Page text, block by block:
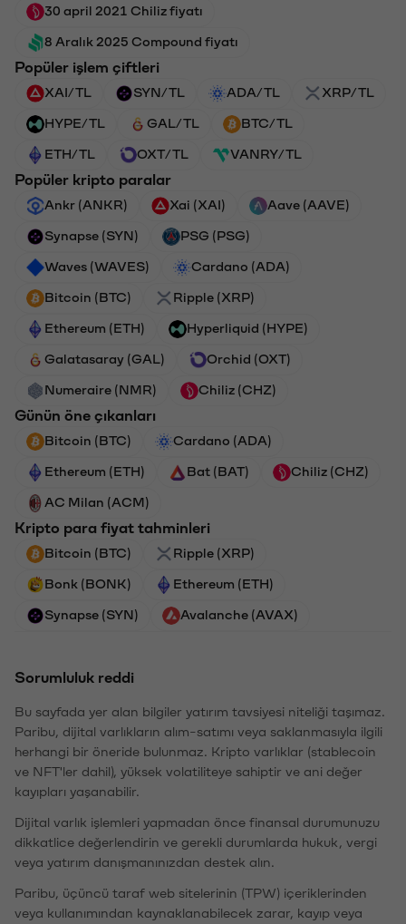
30 april 2021 Chiliz fiyatı
8 Aralık 2025 Compound fiyatı
Popüler işlem çiftleri
XAI/TL SYN/TL ADA/TL XRP/TL
HYPE/TL GAL/TL BTC/TL
ETH/TL OXT/TL VANRY/TL
Popüler kripto paralar
Ankr (ANKR) Xai (XAI) Aave (AAVE)
Synapse (SYN) PSG (PSG)
Waves (WAVES) Cardano (ADA)
Bitcoin (BTC) Ripple (XRP)
Ethereum (ETH) Hyperliquid (HYPE)
Galatasaray (GAL) Orchid (OXT)
Numeraire (NMR) Chiliz (CHZ)
Günün öne çıkanları
Bitcoin (BTC) Cardano (ADA)
Ethereum (ETH) Bat (BAT) Chiliz (CHZ)
AC Milan (ACM)
Kripto para fiyat tahminleri
Bitcoin (BTC) Ripple (XRP)
Bonk (BONK) Ethereum (ETH)
Synapse (SYN) Avalanche (AVAX)
Sorumluluk reddi
Bu sayfada yer alan bilgiler yatırım tavsiyesi niteliği taşımaz.
Paribu, dijital varlıkların alım-satımı veya saklanmasıyla ilgili
herhangi bir öneride bulunmaz. Kripto varlıklar (stablecoin
ve NFT'ler dahil), yüksek volatiliteye sahiptir ve ani değer
kayıpları yaşanabilir.
Dijital varlık işlemleri yapmadan önce finansal durumunuzu
dikkatlice değerlendirin ve gerekli durumlarda hukuk, vergi
veya yatırım danışmanınızdan destek alın.
Paribu, üçüncü taraf web sitelerinin (TPW) içeriklerinden
veya kullanımından kaynaklanabilecek zarar, kayıp veya